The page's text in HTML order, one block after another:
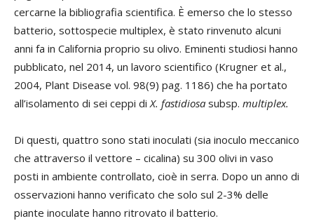
cercarne la bibliografia scientifica. È emerso che lo stesso
batterio, sottospecie multiplex, è stato rinvenuto alcuni
anni fa in California proprio su olivo. Eminenti studiosi hanno
pubblicato, nel 2014, un lavoro scientifico (Krugner et al.,
2004, Plant Disease vol. 98(9) pag. 1186) che ha portato
all’isolamento di sei ceppi diX. fastidiosa subsp. multiplex.
Di questi, quattro sono stati inoculati (sia inoculo meccanico
che attraverso il vettore – cicalina) su 300 olivi in vaso
posti in ambiente controllato, cioè in serra. Dopo un anno di
osservazioni hanno verificato che solo sul 2-3% delle
piante inoculate hanno ritrovato il batterio.